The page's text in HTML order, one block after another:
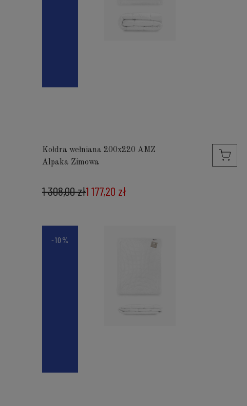
Kołdra wełniana 200x220 AMZ
Alpaka Zimowa
1 177,20 zł
1 308,00 zł
-10%